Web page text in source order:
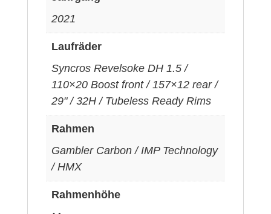
2021
Laufräder
Syncros Revelsoke DH 1.5 /
110×20 Boost front / 157×12 rear /
29" / 32H / Tubeless Ready Rims
Rahmen
Gambler Carbon / IMP Technology
/ HMX
Rahmenhöhe